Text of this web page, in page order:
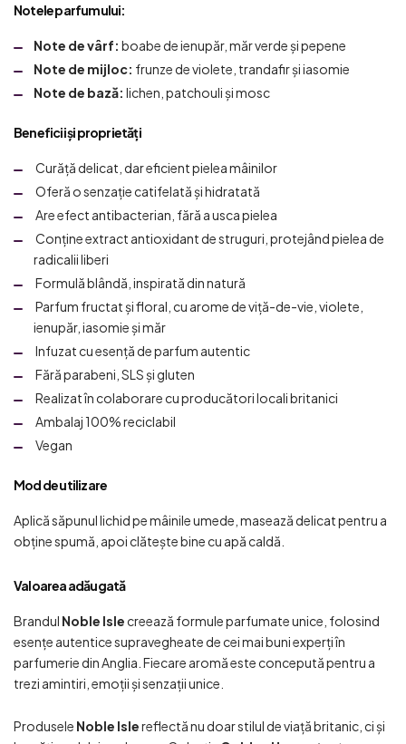
Notele parfumului:
Note de vârf: boabe de ienupăr, măr verde și pepene
Note de mijloc: frunze de violete, trandafir și iasomie
Note de bază: lichen, patchouli și mosc
Beneficii și proprietăți
Curăță delicat, dar eficient pielea mâinilor
Oferă o senzație catifelată și hidratată
Are efect antibacterian, fără a usca pielea
Conține extract antioxidant de struguri, protejând pielea de
radicalii liberi
Formulă blândă, inspirată din natură
Parfum fructat și floral, cu arome de viță-de-vie, violete,
ienupăr, iasomie și măr
Infuzat cu esență de parfum autentic
Fără parabeni, SLS și gluten
Realizat în colaborare cu producători locali britanici
Ambalaj 100% reciclabil
Vegan
Mod de utilizare
Aplică săpunul lichid pe mâinile umede, masează delicat pentru a
obține spumă, apoi clătește bine cu apă caldă.
Valoarea adăugată
Brandul Noble Isle creează formule parfumate unice, folosind
esențe autentice supravegheate de cei mai buni experți în
parfumerie din Anglia. Fiecare aromă este concepută pentru a
trezi amintiri, emoții și senzații unice.
Produsele Noble Islereflectă nu doar stilul de viață britanic, ci și